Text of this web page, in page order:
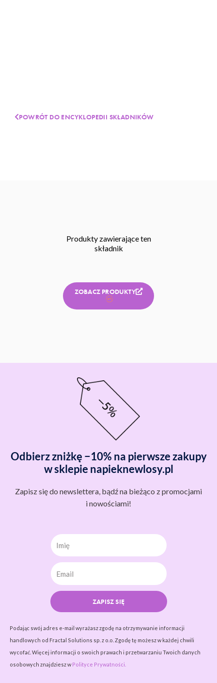
POWRÓT DO ENCYKLOPEDII SKŁADNIKÓW
Produkty zawierające ten
składnik
ZOBACZ PRODUKTY
Odbierz zniżkę −10% na pierwsze zakupy
w sklepie napieknewlosy.pl
Zapisz się do newslettera, bądź na bieżąco z promocjami
i nowościami!
Imię
ZAPISZ SIĘ
Podając swój adres e-mail wyrażasz zgodę na otrzymywanie informacji
handlowych od Fractal Solutions sp. z o.o. Zgodę tę możesz w każdej chwili
wycofać. Więcej informacji o swoich prawach i przetwarzaniu Twoich danych
osobowych znajdziesz w Polityce Prywatności.